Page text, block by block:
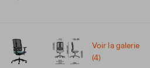
Voir la galerie
(4)